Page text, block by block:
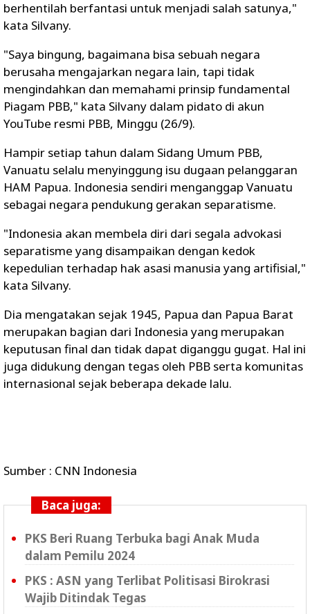
berhentilah berfantasi untuk menjadi salah satunya,"
kata Silvany.
"Saya bingung, bagaimana bisa sebuah negara
berusaha mengajarkan negara lain, tapi tidak
mengindahkan dan memahami prinsip fundamental
Piagam PBB," kata Silvany dalam pidato di akun
YouTube resmi PBB, Minggu (26/9).
Hampir setiap tahun dalam Sidang Umum PBB,
Vanuatu selalu menyinggung isu dugaan pelanggaran
HAM Papua. Indonesia sendiri menganggap Vanuatu
sebagai negara pendukung gerakan separatisme.
"Indonesia akan membela diri dari segala advokasi
separatisme yang disampaikan dengan kedok
kepedulian terhadap hak asasi manusia yang artifisial,"
kata Silvany.
Dia mengatakan sejak 1945, Papua dan Papua Barat
merupakan bagian dari Indonesia yang merupakan
keputusan final dan tidak dapat diganggu gugat. Hal ini
juga didukung dengan tegas oleh PBB serta komunitas
internasional sejak beberapa dekade lalu.
Sumber : CNN Indonesia
Baca juga:
PKS Beri Ruang Terbuka bagi Anak Muda
dalam Pemilu 2024
PKS : ASN yang Terlibat Politisasi Birokrasi
Wajib Ditindak Tegas